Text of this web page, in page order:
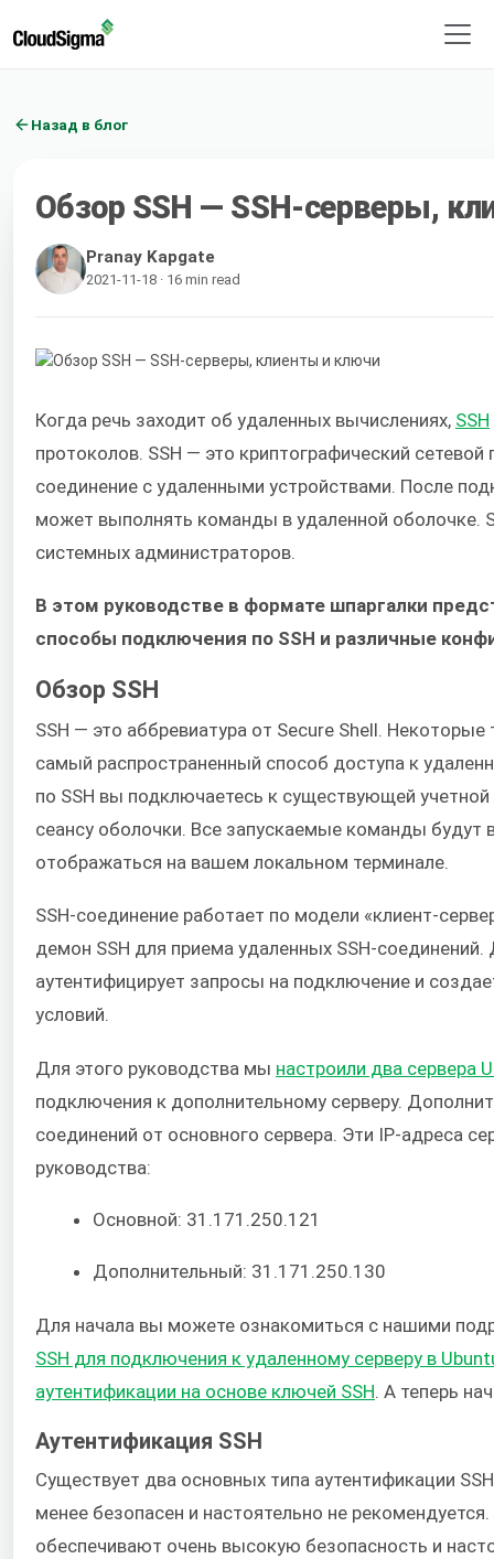
Назад в блог
Обзор SSH — SSH-серверы,
Pranay Kapgate
2021-11-18 · 16 min read
Когда речь заходит об удаленных вычислениях, SSH
протоколов. SSH — это криптографический
соединение с удаленными устройствами. После
может выполнять команды в удаленной оболочке.
системных администраторов.
В этом руководстве в формате шпаргалки
способы подключения по SSH и различные
Обзор SSH
SSH — это аббревиатура от Secure Shell.
самый распространенный способ доступа к
по SSH вы подключаетесь к существующей
сеансу оболочки. Все запускаемые команды
отображаться на вашем локальном терминале.
SSH-соединение работает по модели «клиент-
демон SSH для приема удаленных SSH-
аутентифицирует запросы на подключение и
условий.
Для этого руководства мы настроили два сервера
подключения к дополнительному серверу.
соединений от основного сервера. Эти IP-адреса
руководства:
Основной: 31.171.250.121
Дополнительный: 31.171.250.130
Для начала вы можете ознакомиться с нашими
SSH для подключения к удаленному серверу в
аутентификации на основе ключей SSH . А теперь
Аутентификация SSH
Существует два основных типа аутентификации
менее безопасен и настоятельно не
обеспечивают очень высокую безопасность и